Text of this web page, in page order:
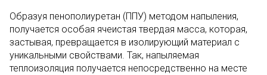
Образуя пенополиуретан (ППУ) методом напыления,
получается особая ячеистая твердая масса, которая,
застывая, превращается в изолирующий материал с
уникальными свойствами. Так, напыляемая
теплоизоляция получается непосредственно на месте